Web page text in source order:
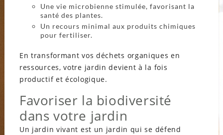
Une vie microbienne stimulée, favorisant la
santé des plantes.
Un recours minimal aux produits chimiques
pour fertiliser.
En transformant vos déchets organiques en
ressources, votre jardin devient à la fois
productif et écologique.
Favoriser la biodiversité
dans votre jardin
Un jardin vivant est un jardin qui se défend